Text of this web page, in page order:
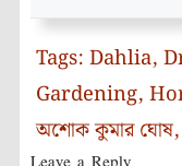
Tags: Dahlia,
Gardening,
অশোক কুমার ঘোষ